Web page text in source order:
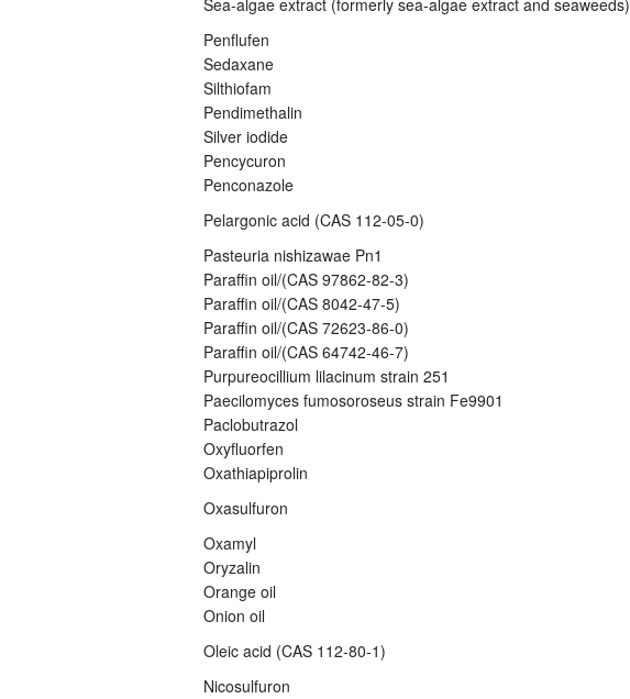
Penflufen
Sedaxane
Silthiofam
Pendimethalin
Silver iodide
Pencycuron
Penconazole
Pelargonic acid (CAS 112-05-0)
Pasteuria nishizawae Pn1
Paraffin oil/(CAS 97862-82-3)
Paraffin oil/(CAS 8042-47-5)
Paraffin oil/(CAS 72623-86-0)
Paraffin oil/(CAS 64742-46-7)
Purpureocillium lilacinum strain 251
Paecilomyces fumosoroseus strain Fe9901
Paclobutrazol
Oxyfluorfen
Oxathiapiprolin
Oxasulfuron
Oxamyl
Oryzalin
Orange oil
Onion oil
Oleic acid (CAS 112-80-1)
Nicosulfuron